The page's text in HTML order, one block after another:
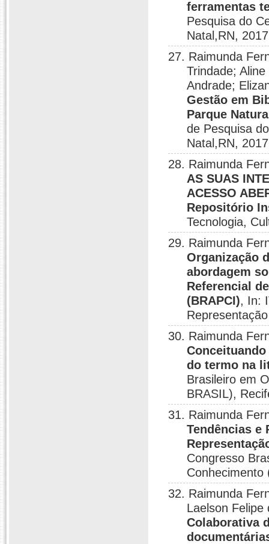
ferramentas
Pesquisa do
Natal,RN,
27. Raimunda
Trindade;
Andrade;
Gestão em
Parque
de Pesquisa
Natal,RN,
28. Raimunda
AS SUAS
ACESSO
Repositório
Tecnologia,
29. Raimunda
Organização
abordagem
Referencial
(BRAPCI), In:
30. Raimunda
do termo na
Brasileiro em
BRASIL),
31. Raimunda
Tendências e
Congresso
Conhecimento
32. Raimunda
Laelson
Colaborativa